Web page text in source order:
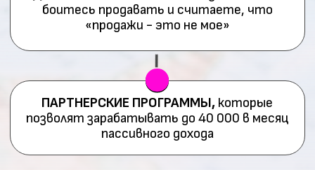
СКОЛЬКО ВЫ МОЖЕТЕ
ЗАРАБАТЫВАТЬВЕДЯ
КЛИЕНТОВУДАЛЕННО?